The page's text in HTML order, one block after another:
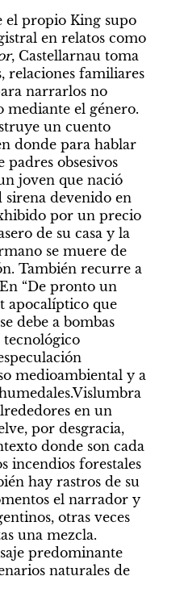
el propio King supo
hacer de manera magistral en relatos como
, Castellarnau toma
relaciones familiares
narrarlos no
mediante el género.
un cuento
donde para hablar
obsesivos
joven que nació
devenido en
por un precio
de su casa y la
se muere de
También recurre a
“De pronto un
apocalíptico que
debe a bombas
tecnológico
medioambiental y a
en un
por desgracia,
donde son cada
incendios forestales
hay rastros de su
el narrador y
otras veces
una mezcla.
predominante
naturales de